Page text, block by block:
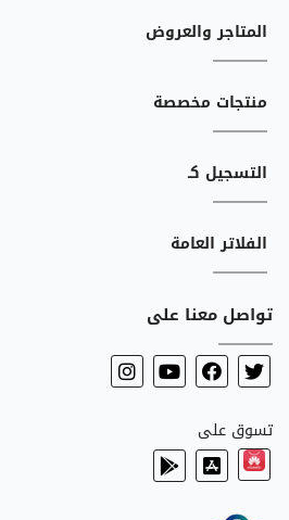
المتاجر والعروض
منتجات مخصصة
التسجيل كـ
الفلاتر العامة
تواصل معنا على
تسوق على